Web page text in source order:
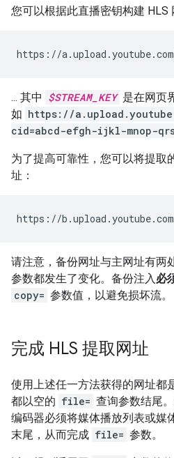
您可以根据此直播密钥构建 HLS
https : //a.upload .youtube.com
... 其中 $STREAM_KEY 是在网页
如 https://
cid=abcd-efgh-ijkl-mnop-
为了提高可靠性，您可以将提取
址：
https : //b .upload .youtube.com
请注意，备份网址与主网址有两
参数都发生了变化。备份注入必
copy= 参数值，以避免损坏流。
完成 HLS 提取网址
使用上述任一方法获得的网址都
都以空的 file= 查询参数结尾
编码器必须将媒体播放列表或媒
末尾，从而完成 file= 参数。